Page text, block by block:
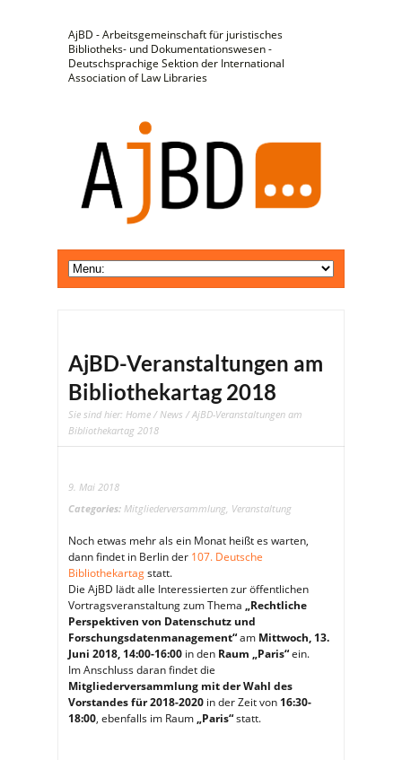
AjBD - Arbeitsgemeinschaft für juristisches
Bibliotheks- und Dokumentationswesen -
Deutschsprachige Sektion der International
Association of Law Libraries
AjBD-Veranstaltungen am
Bibliothekartag 2018
Sie sind hier: Home / News / AjBD-Veranstaltungen am
Bibliothekartag 2018
9. Mai 2018
Categories: Mitgliederversammlung Veranstaltung
Noch etwas mehr als ein Monat heißt es warten,
dann findet in Berlin der 107. Deutsche
Bibliothekartagstatt.
Die AjBD lädt alle Interessierten zur öffentlichen
Vortragsveranstaltung zum Thema „Rechtliche
Perspektiven von Datenschutz und
Forschungsdatenmanagement“am Mittwoch, 13.
Juni 2018, 14:00-16:00 in den Raum „Paris“ein.
Im Anschluss daran findet die
Mitgliederversammlung mit der Wahl des
Vorstandes für 2018-2020 in der Zeit von 16:30-
18:00, ebenfalls im Raum„Paris“statt.